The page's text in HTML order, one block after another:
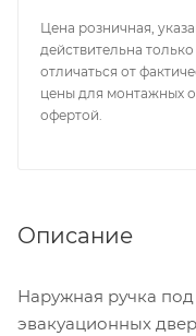
Цена розничная,
действительна
отличаться от
цены для монтажных
офертой.
Описание
Наружная ручка
эвакуационных